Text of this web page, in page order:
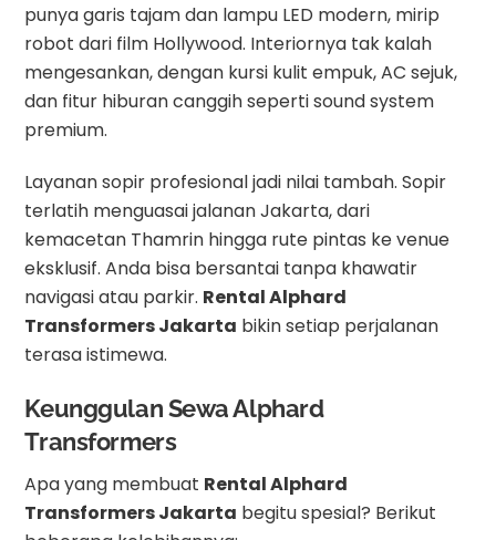
punya garis tajam dan lampu LED modern, mirip
robot dari film Hollywood. Interiornya tak kalah
mengesankan, dengan kursi kulit empuk, AC sejuk,
dan fitur hiburan canggih seperti sound system
premium.
Layanan sopir profesional jadi nilai tambah. Sopir
terlatih menguasai jalanan Jakarta, dari
kemacetan Thamrin hingga rute pintas ke venue
eksklusif. Anda bisa bersantai tanpa khawatir
navigasi atau parkir. Rental Alphard
Transformers Jakarta bikin setiap perjalanan
terasa istimewa.
Keunggulan Sewa Alphard
Transformers
Apa yang membuat Rental Alphard
Transformers Jakarta begitu spesial? Berikut